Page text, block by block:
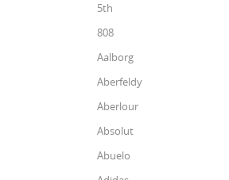
5th
808
Aalborg
Aberfeldy
Aberlour
Absolut
Abuelo